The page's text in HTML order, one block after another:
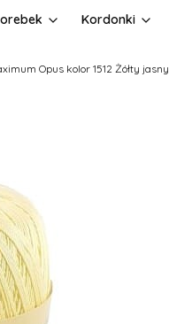
Kordonki
Opus kolor 1512 Żółty jasny